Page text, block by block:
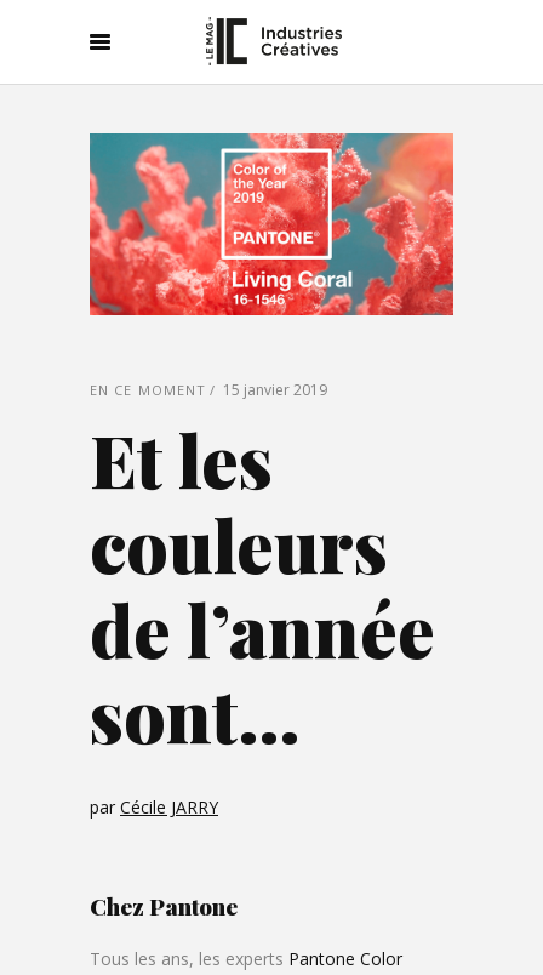
EN CE MOMENT 15 janvier 2019
Et les
couleurs
de l’année
sont…
par Cécile JARRY
ChezPantone
Tous les ans, les experts Pantone Color